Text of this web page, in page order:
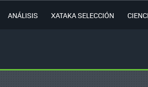
ANÁLISIS XATAKA SELECCIÓN